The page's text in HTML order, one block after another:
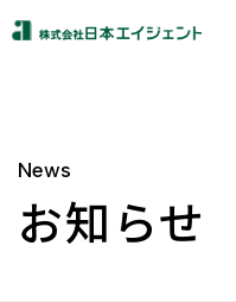
News
お知らせ